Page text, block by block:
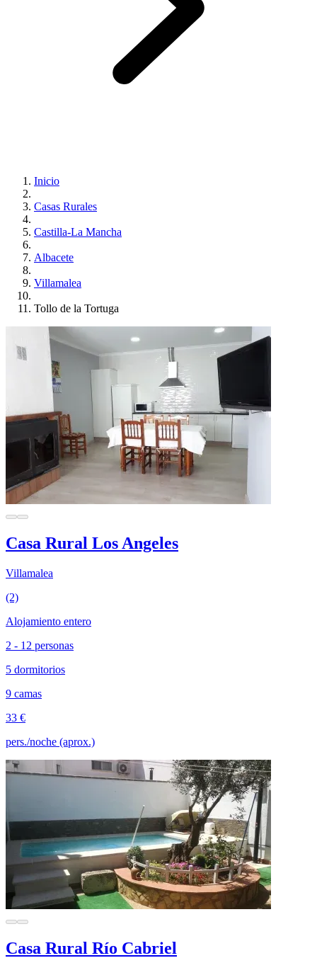
Inicio
Casas Rurales
Castilla-La Mancha
Albacete
Villamalea
Tollo de la Tortuga
Casa Rural Los Angeles
Villamalea
(2)
Alojamiento entero
2 - 12 personas
5 dormitorios
9 camas
33 €
pers./noche (aprox.)
Casa Rural Río Cabriel